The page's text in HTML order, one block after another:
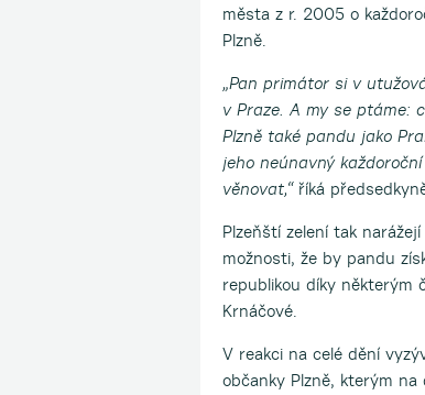
města z r. 2005 o
Plzně.
„Pan primátor si v
v Praze. A my se ptáme:
Plzně také pandu jako
jeho neúnavný
věnovat,“říká
Plzeňští zelení tak
možnosti, že by pandu
republikou díky některým
Krnáčové.
V reakci na celé dění
občanky Plzně, kterým